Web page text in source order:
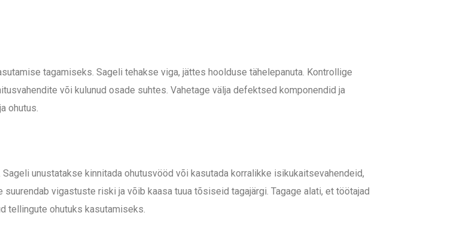
tagamiseks. Sageli tehakse viga, jättes hoolduse tähelepanuta. Kontrollige
või kulunud osade suhtes. Vahetage välja defektsed komponendid ja
ohutus.
unustatakse kinnitada ohutusvööd või kasutada korralikke isikukaitsevahendeid,
vigastuste riski ja võib kaasa tuua tõsiseid tagajärgi. Tagage alati, et töötajad
tellingute ohutuks kasutamiseks.